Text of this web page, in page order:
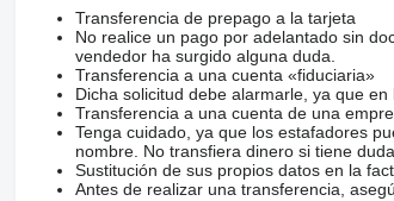
Transferencia de prepago a la tarjeta
No realice un pago por adelantado sin
vendedor ha surgido alguna duda.
Transferencia a una cuenta «fiduciaria»
Dicha solicitud debe alarmarle, ya que
Transferencia a una cuenta de una
Tenga cuidado, ya que los estafadores
nombre. No transfiera dinero si tiene
Sustitución de sus propios datos en la
Antes de realizar una transferencia,